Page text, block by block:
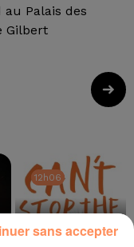
Palais des
Gilbert
12h06
12h06
sans accepter